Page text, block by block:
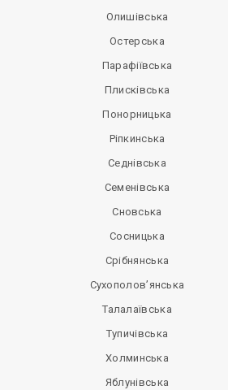
Олишівська
Остерська
Парафіївська
Плисківська
Понорницька
Ріпкинська
Седнівська
Семенівська
Сновська
Сосницька
Срібнянська
Сухополов’янська
Талалаївська
Тупичівська
Холминська
Яблунівська